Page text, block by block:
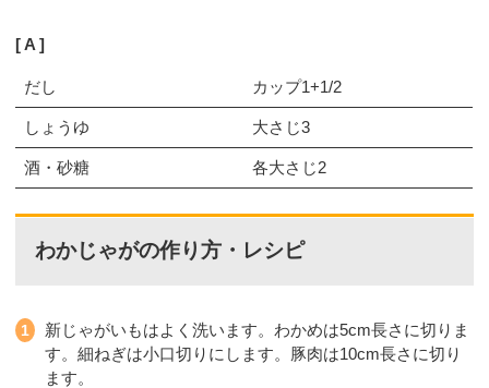
A
だし カップ1+1/2
しょうゆ 大さじ3
酒・砂糖 各大さじ2
わかじゃがの作り方・レシピ
新じゃがいもはよく洗います。わかめは5cm長さに切りま
す。細ねぎは小口切りにします。豚肉は10cm長さに切り
ます。